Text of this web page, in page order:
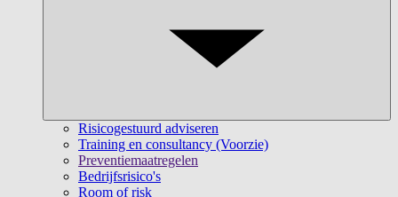
Risicogestuurd adviseren
Training en consultancy (Voorzie)
Preventiemaatregelen
Bedrijfsrisico's
Room of risk